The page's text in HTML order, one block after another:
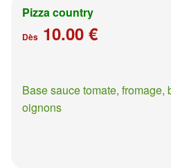
Pizza country
Dès 10.00 €
Base sauce tomate, fromage,
oignons